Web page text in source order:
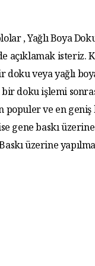
, Yağlı Boya
açıklamak isteriz.
veya yağlı
doku işlemi
populer ve en
gene baskı
üzerine